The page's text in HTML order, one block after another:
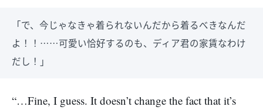
「で、今じゃなきゃ着られないんだから着るべきなんだ
よ！！……可愛い恰好するのも、ディア君の家賃なわけ
だし！」
“…Fine, I guess. It doesn’t change the fact that it’s